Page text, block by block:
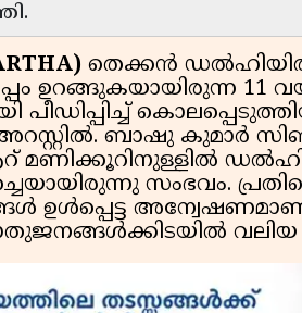
തെക്കൻ
ഉറങ്ങുകയായിരുന്ന 11
പീഡിപ്പിച്ച്
ബാഷു കുമാർ
മണിക്കൂറിനുള്ളിൽ
സംഭവം.
ഉൾപ്പെട്ട
വലിയ